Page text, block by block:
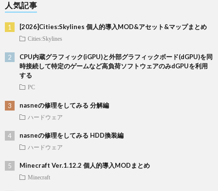
人気記事
[2026]Cities:Skylines 個人的導入MOD&アセット&マップまとめ
Cities:Skylines
CPU内蔵グラフィック(iGPU)と外部グラフィックボード(dGPU)を同
時接続して特定のゲームなど高負荷ソフトウェアのみdGPUを利用
する
PC
nasneの修理をしてみる 分解編
ハードウェア
nasneの修理をしてみる HDD換装編
ハードウェア
Minecraft Ver.1.12.2 個人的導入MODまとめ
Minecraft